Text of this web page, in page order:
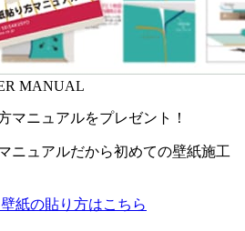
MANUAL
マニュアルをプレゼント！
ニュアルだから初めての壁紙施工
紙の貼り方はこちら